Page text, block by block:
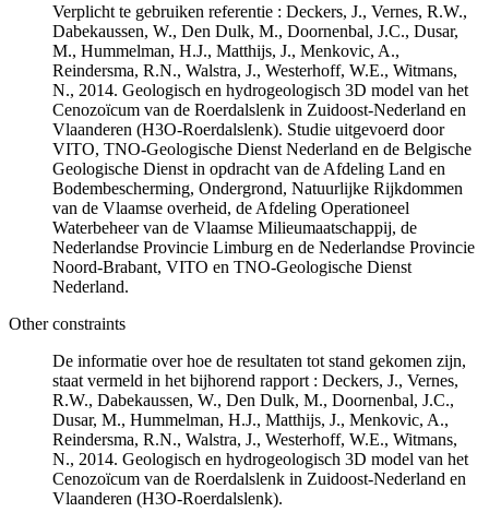
Verplicht te gebruiken referentie : Deckers, J., Vernes, R.W.,
Dabekaussen, W., Den Dulk, M., Doornenbal, J.C., Dusar,
M., Hummelman, H.J., Matthijs, J., Menkovic, A.,
Reindersma, R.N., Walstra, J., Westerhoff, W.E., Witmans,
N., 2014. Geologisch en hydrogeologisch 3D model van het
Cenozoïcum van de Roerdalslenk in Zuidoost-Nederland en
Vlaanderen (H3O-Roerdalslenk). Studie uitgevoerd door
VITO, TNO-Geologische Dienst Nederland en de Belgische
Geologische Dienst in opdracht van de Afdeling Land en
Bodembescherming, Ondergrond, Natuurlijke Rijkdommen
van de Vlaamse overheid, de Afdeling Operationeel
Waterbeheer van de Vlaamse Milieumaatschappij, de
Nederlandse Provincie Limburg en de Nederlandse Provincie
Noord-Brabant, VITO en TNO-Geologische Dienst
Nederland.
Other constraints
De informatie over hoe de resultaten tot stand gekomen zijn,
staat vermeld in het bijhorend rapport : Deckers, J., Vernes,
R.W., Dabekaussen, W., Den Dulk, M., Doornenbal, J.C.,
Dusar, M., Hummelman, H.J., Matthijs, J., Menkovic, A.,
Reindersma, R.N., Walstra, J., Westerhoff, W.E., Witmans,
N., 2014. Geologisch en hydrogeologisch 3D model van het
Cenozoïcum van de Roerdalslenk in Zuidoost-Nederland en
Vlaanderen (H3O-Roerdalslenk).